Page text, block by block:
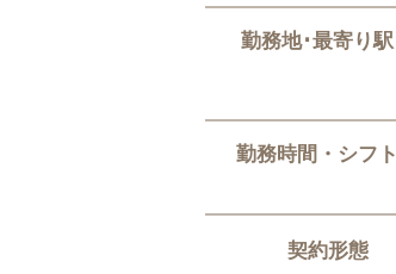
勤務地･最寄り駅
勤務時間・シフト
契約形態